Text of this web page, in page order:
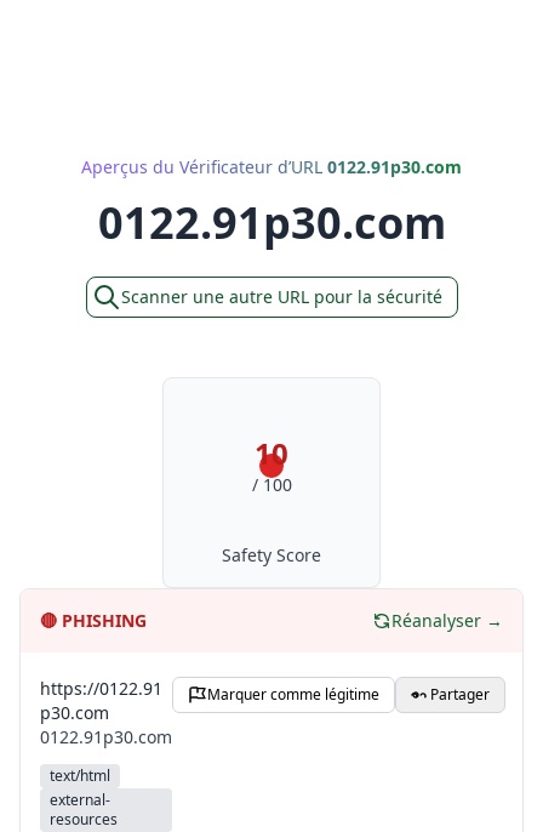
Aperçus du Vérificateur d’URL 0122.91p30.com
0122.91p30.com
Scanner une autre URL pour la sécurité
10
/ 100
Safety Score
🔴 PHISHING Réanalyser →
https://0122.91
p30.com
0122.91p30.com
text/html
external-
resources
Marquer comme légitime Partager